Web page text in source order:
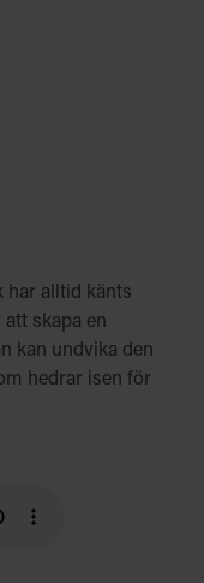
har alltid känts
skapa en
kan undvika den
hedrar isen för